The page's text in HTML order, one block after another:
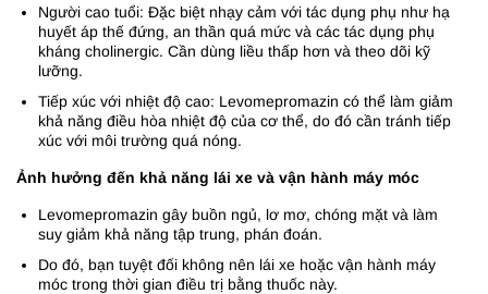
Người cao tuổi: Đặc biệt nhạy cảm với tác dụng phụ như hạ
huyết áp thế đứng, an thần quá mức và các tác dụng phụ
kháng cholinergic. Cần dùng liều thấp hơn và theo dõi kỹ
lưỡng.
Tiếp xúc với nhiệt độ cao: Levomepromazin có thể làm giảm
khả năng điều hòa nhiệt độ của cơ thể, do đó cần tránh tiếp
xúc với môi trường quá nóng.
Ảnh hưởng đến khả năng lái xe và vận hành máy móc
Levomepromazin gây buồn ngủ, lơ mơ, chóng mặt và làm
suy giảm khả năng tập trung, phán đoán.
Do đó, bạn tuyệt đối không nên lái xe hoặc vận hành máy
móc trong thời gian điều trị bằng thuốc này.